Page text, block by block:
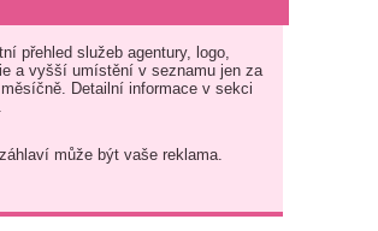
přehled služeb agentury, logo,
a vyšší umístění v seznamu jen za
Detailní informace v sekci
.
záhlaví může být vaše reklama.